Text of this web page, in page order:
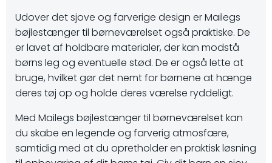
Udover det sjove og farverige design er Mailegs
bøjlestænger til børneværelset også praktiske. De
er lavet af holdbare materialer, der kan modstå
børns leg og eventuelle stød. De er også lette at
bruge, hvilket gør det nemt for børnene at hænge
deres tøj op og holde deres værelse ryddeligt.
Med Mailegs bøjlestænger til børneværelset kan
du skabe en legende og farverig atmosfære,
samtidig med at du opretholder en praktisk løsning